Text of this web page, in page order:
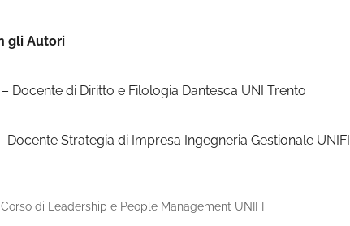
gli Autori
– Docente di Diritto e Filologia Dantesca UNI Trento
Docente Strategia di Impresa Ingegneria Gestionale UNIFI
di Leadership e People Management UNIFI